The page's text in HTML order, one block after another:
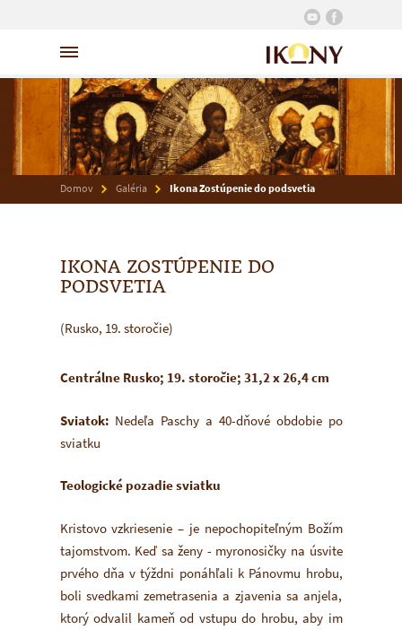
Domov Galéria Ikona Zostúpenie do podsvetia
IKONA ZOSTÚPENIE DO
PODSVETIA
(Rusko, 19. storočie)
Centrálne Rusko; 19. storočie; 31,2 x 26,4 cm
Sviatok: Nedeľa Paschy a 40-dňové obdobie po
sviatku
Teologické pozadie sviatku
Kristovo vzkriesenie – je nepochopiteľným Božím
tajomstvom. Keď sa ženy - myronosičky na úsvite
prvého dňa v týždni ponáhľali k Pánovmu hrobu,
boli svedkami zemetrasenia a zjavenia sa anjela,
ktorý odvalil kameň od vstupu do hrobu, aby im